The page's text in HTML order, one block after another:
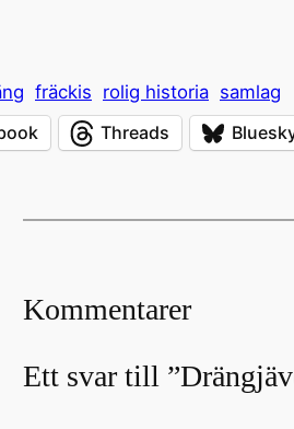
fräckis rolig historia samlag
Threads
Kommentarer
Ett svar till